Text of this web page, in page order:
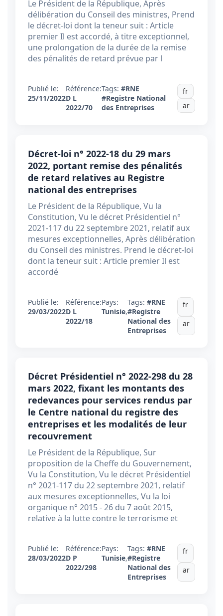
Le Président de la République, Après
délibération du Conseil des ministres, Prend
le décret-loi dont la teneur suit : Article
premier Il est accordé, à titre exceptionnel,
une prolongation de la durée de la remise
des pénalités de retard prévue par l
Publié le:
25/11/2022
Référence:
D L
2022/70
Tags: #RNE
#Registre National
des Entreprises
fr
ar
Décret-loi n° 2022-18 du 29 mars
2022, portant remise des pénalités
de retard relatives au Registre
national des entreprises
Le Président de la République, Vu la
Constitution, Vu le décret Présidentiel n°
2021-117 du 22 septembre 2021, relatif aux
mesures exceptionnelles, Après délibération
du Conseil des ministres. Prend le décret-loi
dont la teneur suit : Article premier Il est
accordé
Publié le:
29/03/2022
Référence:
D L
2022/18
Pays:
Tunisie,
Tags: #RNE
#Registre
National des
Entreprises
fr
ar
Décret Présidentiel n° 2022-298 du 28
mars 2022, fixant les montants des
redevances pour services rendus par
le Centre national du registre des
entreprises et les modalités de leur
recouvrement
Le Président de la République, Sur
proposition de la Cheffe du Gouvernement,
Vu la Constitution, Vu le décret Présidentiel
n° 2021-117 du 22 septembre 2021, relatif
aux mesures exceptionnelles, Vu la loi
organique n° 2015 - 26 du 7 août 2015,
relative à la lutte contre le terrorisme et
Publié le:
28/03/2022
Référence:
D P
2022/298
Pays:
Tunisie,
Tags: #RNE
#Registre
National des
Entreprises
fr
ar